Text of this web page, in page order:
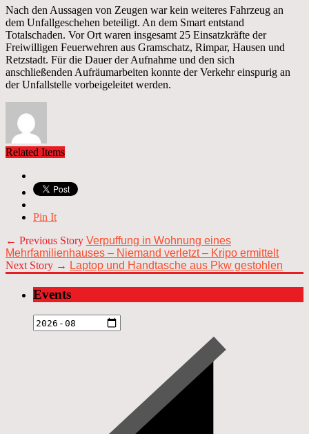
Nach den Aussagen von Zeugen war kein weiteres Fahrzeug an
dem Unfallgeschehen beteiligt. An dem Smart entstand
Totalschaden. Vor Ort waren insgesamt 25 Einsatzkräfte der
Freiwilligen Feuerwehren aus Gramschatz, Rimpar, Hausen und
Retzstadt. Für die Dauer der Aufnahme und den sich
anschließenden Aufräumarbeiten konnte der Verkehr einspurig an
der Unfallstelle vorbeigeleitet werden.
Related Items
Pin It
← Previous Story Verpuffung in Wohnung eines
Mehrfamilienhauses – Niemand verletzt – Kripo ermittelt
Next Story → Laptop und Handtasche aus Pkw gestohlen
Events